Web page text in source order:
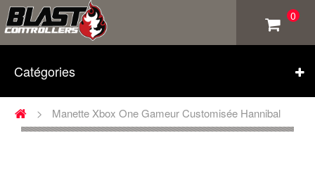
Catégories
0
> Manette Xbox One Gameur Customisée Hannibal